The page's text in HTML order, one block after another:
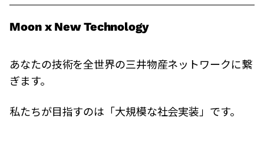
Moon x New Technology
あなたの技術を全世界の三井物産ネットワークに繋
ぎます。
私たちが目指すのは「大規模な社会実装」です。